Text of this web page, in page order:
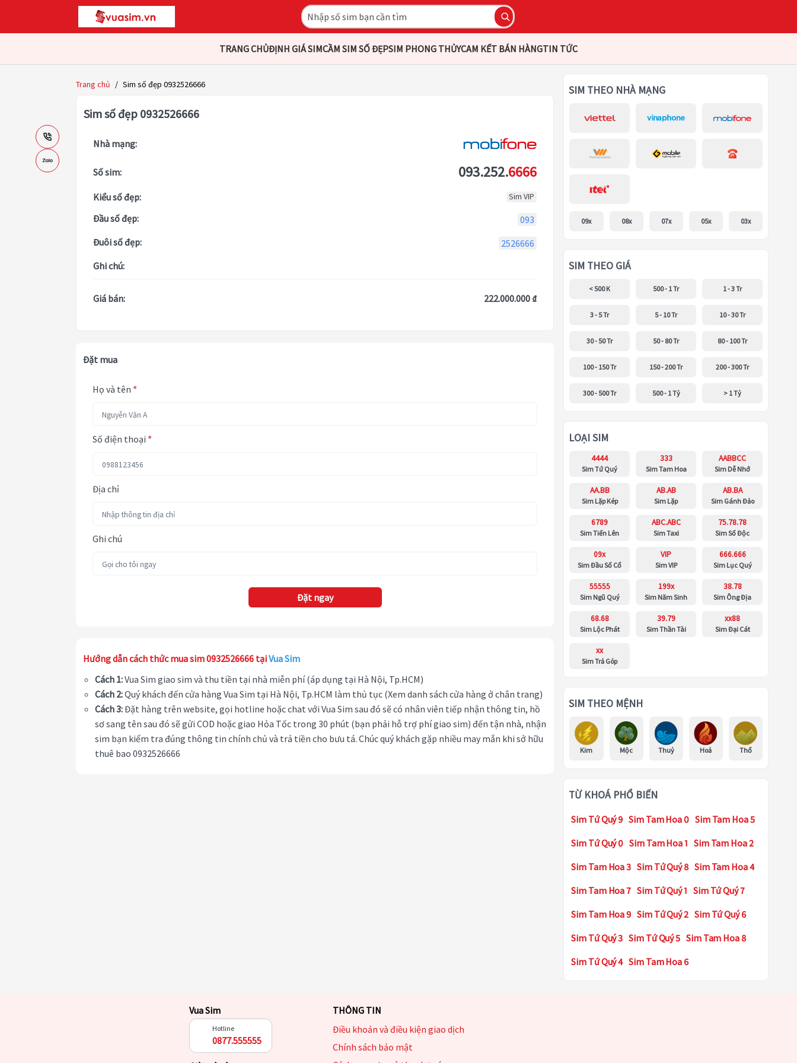
TRANG CHỦĐỊNH GIÁ SIMCẦM SIM SỐ ĐẸPSIM PHONG THỦYCAM KẾT BÁN HÀNGTIN TỨC
Trang chủ / Sim số đẹp 0932526666
Sim số đẹp 0932526666
Nhà mạng:
Số sim: 093.252.6666
Kiểu số đẹp: Sim VIP
Đầu số đẹp:
093
Đuôi số đẹp:
2526666
Ghi chú:
Giá bán: 222.000.000 ₫
Đặt mua
Họ và tên *
Số điện thoại *
Địa chỉ
Ghi chú
Đặt ngay
Hướng dẫn cách thức mua sim 0932526666 tạiVua Sim
Cách 1:Vua Sim giao sim và thu tiền tại nhà miễn phí (áp dụng tại Hà Nội, Tp.HCM)
Cách 2:Quý khách đến cửa hàng Vua Sim tại Hà Nội, Tp.HCM làm thủ tục (Xem danh sách cửa hàng ở chân trang)
Cách 3:Đặt hàng trên website, gọi hotline hoặc chat với Vua Sim sau đó sẽ có nhân viên tiếp nhận thông tin, hồ
sơ sang tên sau đó sẽ gửi COD hoặc giao Hỏa Tốc trong 30 phút (bạn phải hỗ trợ phí giao sim) đến tận nhà, nhận
sim bạn kiểm tra đúng thông tin chính chủ và trả tiền cho bưu tá. Chúc quý khách gặp nhiều may mắn khi sở hữu
thuê bao 0932526666
SIM THEO NHÀ MẠNG
09x 08x 07x 05x 03x
SIM THEO GIÁ
< 500 K 500 - 1 Tr 1 - 3 Tr
3 - 5 Tr 5 - 10 Tr 10 - 30 Tr
30 - 50 Tr 50 - 80 Tr 80 - 100 Tr
100 - 150 Tr 150 - 200 Tr 200 - 300 Tr
300 - 500 Tr 500 - 1 Tỷ > 1 Tỷ
LOẠI SIM
4444
Sim Tứ Quý
333
Sim Tam Hoa
AABBCC
Sim Dễ Nhớ
AA.BB
Sim Lặp Kép
AB.AB
Sim Lặp
AB.BA
Sim Gánh Đảo
6789
Sim Tiến Lên
ABC.ABC
Sim Taxi
75.78.78
Sim Số Độc
09x
Sim Đầu Số Cổ
VIP
Sim VIP
666.666
Sim Lục Quý
55555
Sim Ngũ Quý
199x
Sim Năm Sinh
38.78
Sim Ông Địa
68.68
Sim Lộc Phát
39.79
Sim Thần Tài
xx88
Sim Đại Cát
xx
Sim Trả Góp
SIM THEO MỆNH
Kim Mộc Thuỷ Hoả Thổ
TỪ KHOÁ PHỔ BIẾN
Sim Tứ Quý 9 Sim Tam Hoa 0 Sim Tam Hoa 5
Sim Tứ Quý 0 Sim Tam Hoa 1 Sim Tam Hoa 2
Sim Tam Hoa 3 Sim Tứ Quý 8 Sim Tam Hoa 4
Sim Tam Hoa 7 Sim Tứ Quý 1 Sim Tứ Quý 7
Sim Tam Hoa 9 Sim Tứ Quý 2 Sim Tứ Quý 6
Sim Tứ Quý 3 Sim Tứ Quý 5 Sim Tam Hoa 8
Sim Tứ Quý 4 Sim Tam Hoa 6
Vua Sim
Hotline
0877.555555
THÔNG TIN
Điều khoản và điều kiện giao dịch
Chính sách bảo mật